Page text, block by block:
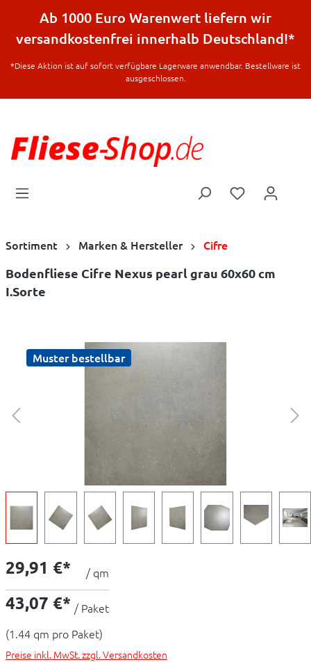
springen
Ab 1000 Euro Warenwert liefern wir
versandkostenfrei innerhalb Deutschland!*
*Diese Aktion ist auf sofort verfügbare Lagerware anwendbar. Bestellware ist
ausgeschlossen.
Sortiment Marken & Hersteller Cifre
Bodenfliese Cifre Nexus pearl grau 60x60 cm
I.Sorte
Muster bestellbar
29,91 €* / qm
43,07 €* / Paket
(1.44 qm pro Paket)
Preise inkl. MwSt. zzgl. Versandkosten